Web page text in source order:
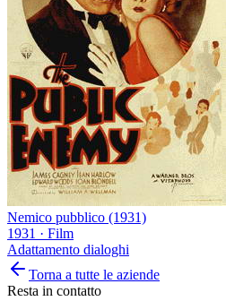
Nemico pubblico (1931)
1931 · Film
Adattamento dialoghi
Torna a tutte le aziende
Resta in contatto